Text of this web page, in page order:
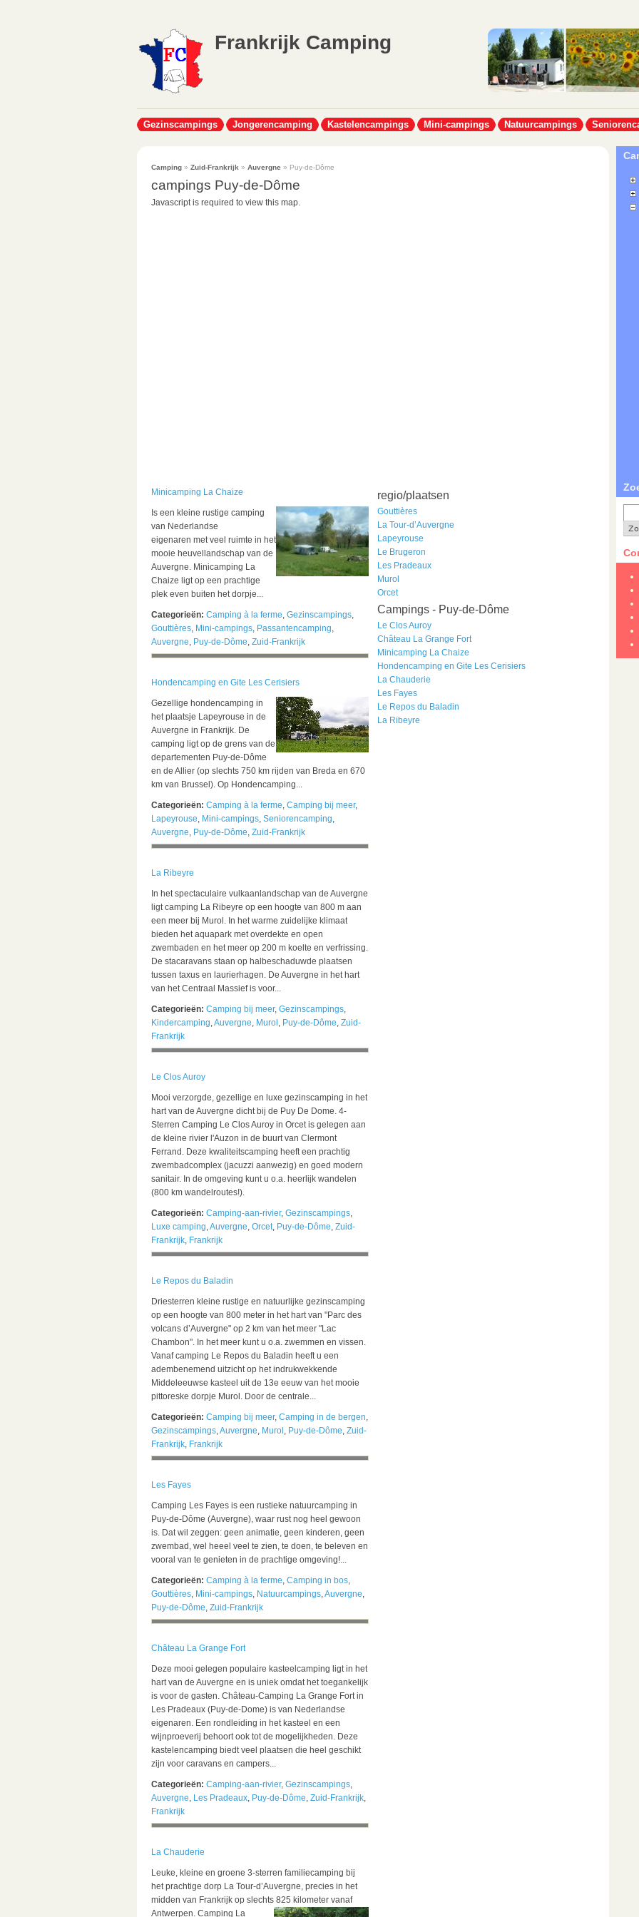
Frankrijk Camping
Gezinscampings Jongerencamping Kastelencampings Mini-campings Natuurcampings
Camping » Zuid-Frankrijk » Auvergne » Puy-de-Dôme
campings Puy-de-Dôme
Javascript is required to view this map.
Minicamping La Chaize
Is een kleine rustige camping
van Nederlandse
eigenaren met veel ruimte in het
mooie heuvellandschap van de
Auvergne. Minicamping La
Chaize ligt op een prachtige
plek even buiten het dorpje...
Categorieën: Camping à la ferme, Gezinscampings,
Gouttières, Mini-campings, Passantencamping,
Auvergne, Puy-de-Dôme, Zuid-Frankrijk
Hondencamping en Gite Les Cerisiers
Gezellige hondencamping in
het plaatsje Lapeyrouse in de
Auvergne in Frankrijk. De
camping ligt op de grens van de
departementen Puy-de-Dôme
en de Allier (op slechts 750 km rijden van Breda en 670
km van Brussel). Op Hondencamping...
Categorieën: Camping à la ferme, Camping bij meer,
Lapeyrouse, Mini-campings, Seniorencamping,
Auvergne, Puy-de-Dôme, Zuid-Frankrijk
La Ribeyre
In het spectaculaire vulkaanlandschap van de Auvergne
ligt camping La Ribeyre op een hoogte van 800 m aan
een meer bij Murol. In het warme zuidelijke klimaat
bieden het aquapark met overdekte en open
zwembaden en het meer op 200 m koelte en verfrissing.
De stacaravans staan op halbeschaduwde plaatsen
tussen taxus en laurierhagen. De Auvergne in het hart
van het Centraal Massief is voor...
Categorieën: Camping bij meer, Gezinscampings,
Kindercamping,Auvergne, Murol , Puy-de-Dôme, Zuid-
Frankrijk
Le Clos Auroy
Mooi verzorgde, gezellige en luxe gezinscamping in het
hart van de Auvergne dicht bij de Puy De Dome. 4-
Sterren Camping Le Clos Auroy in Orcet is gelegen aan
de kleine rivier l'Auzon in de buurt van Clermont
Ferrand. Deze kwaliteitscamping heeft een prachtig
zwembadcomplex (jacuzzi aanwezig) en goed modern
sanitair. In de omgeving kunt u o.a. heerlijk wandelen
(800 km wandelroutes!).
Categorieën: Camping-aan-rivier, Gezinscampings,
Luxe camping,Auvergne, Orcet, Puy-de-Dôme, Zuid-
Frankrijk, Frankrijk
Le Repos du Baladin
Driesterren kleine rustige en natuurlijke gezinscamping
op een hoogte van 800 meter in het hart van "Parc des
volcans d’Auvergne" op 2 km van het meer "Lac
Chambon". In het meer kunt u o.a. zwemmen en vissen.
Vanaf camping Le Repos du Baladin heeft u een
adembenemend uitzicht op het indrukwekkende
Middeleeuwse kasteel uit de 13e eeuw van het mooie
pittoreske dorpje Murol. Door de centrale...
Categorieën: Camping bij meer, Camping in de bergen,
Gezinscampings,Auvergne, Murol , Puy-de-Dôme, Zuid-
Frankrijk, Frankrijk
Les Fayes
Camping Les Fayes is een rustieke natuurcamping in
Puy-de-Dôme (Auvergne), waar rust nog heel gewoon
is. Dat wil zeggen: geen animatie, geen kinderen, geen
zwembad, wel heeel veel te zien, te doen, te beleven en
vooral van te genieten in de prachtige omgeving!...
Categorieën: Camping à la ferme, Camping in bos,
Gouttières, Mini-campings, Natuurcampings,Auvergne,
Puy-de-Dôme, Zuid-Frankrijk
Château La Grange Fort
Deze mooi gelegen populaire kasteelcamping ligt in het
hart van de Auvergne en is uniek omdat het toegankelijk
is voor de gasten. Château-Camping La Grange Fort in
Les Pradeaux (Puy-de-Dome) is van Nederlandse
eigenaren. Een rondleiding in het kasteel en een
wijnproeverij behoort ook tot de mogelijkheden. Deze
kastelencamping biedt veel plaatsen die heel geschikt
zijn voor caravans en campers...
Categorieën: Camping-aan-rivier, Gezinscampings,
Auvergne, Les Pradeaux, Puy-de-Dôme, Zuid-Frankrijk,
Frankrijk
La Chauderie
Leuke, kleine en groene 3-sterren familiecamping bij
het prachtige dorp La Tour-d’Auvergne, precies in het
midden van Frankrijk op slechts 825 kilometer vanaf
Antwerpen. Camping La
regio/plaatsen
Gouttières
La Tour-d’Auvergne
Lapeyrouse
Le Brugeron
Les Pradeaux
Murol
Orcet
Campings - Puy-de-Dôme
Le Clos Auroy
Château La Grange Fort
Minicamping La Chaize
Hondencamping en Gite Les Cerisiers
La Chauderie
Les Fayes
Le Repos du Baladin
La Ribeyre